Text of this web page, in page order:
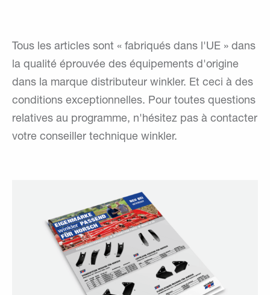
Tous les articles sont « fabriqués dans l'UE » dans
la qualité éprouvée des équipements d'origine
dans la marque distributeur winkler. Et ceci à des
conditions exceptionnelles. Pour toutes questions
relatives au programme, n'hésitez pas à contacter
votre conseiller technique winkler.